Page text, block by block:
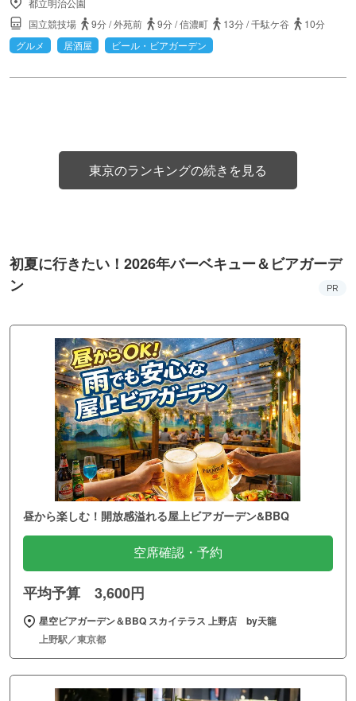
国立競技場
9分/外苑前 9分/信濃町 13分/千駄ケ谷
10分
グルメ
居酒屋 ビール・ビアガーデン
東京のランキングの続きを見る
初夏に行きたい！2026年バーベキュー＆ビアガーデ
ン
PR
昼から楽しむ！開放感溢れる屋上ビアガーデン&BBQ
空席確認・予約
平均予算 3,600円
星空ビアガーデン＆BBQ スカイテラス 上野店 by天龍
上野駅／東京都